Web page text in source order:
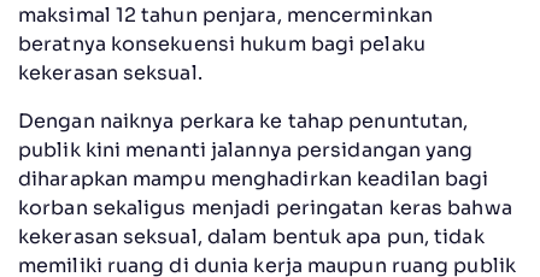
maksimal 12 tahun penjara, mencerminkan
beratnya konsekuensi hukum bagi pelaku
kekerasan seksual.
Dengan naiknya perkara ke tahap penuntutan,
publik kini menanti jalannya persidangan yang
diharapkan mampu menghadirkan keadilan bagi
korban sekaligus menjadi peringatan keras bahwa
kekerasan seksual, dalam bentuk apa pun, tidak
memiliki ruang di dunia kerja maupun ruang publik